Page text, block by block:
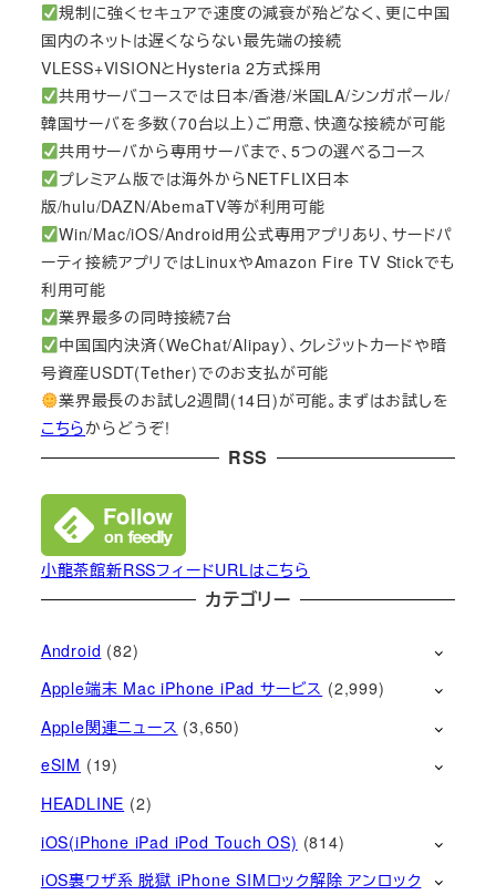
規制に強くセキュアで速度の減衰が殆どなく、更に中国
国内のネットは遅くならない最先端の接続
VLESS+VISIONとHysteria 2方式採用
共用サーバコースでは日本/香港/米国LA/シンガポール/
韓国サーバを多数（70台以上）ご用意、快適な接続が可能
共用サーバから専用サーバまで、5つの選べるコース
プレミアム版では海外からNETFLIX日本
版/hulu/DAZN/AbemaTV等が利用可能
Win/Mac/iOS/Android用公式専用アプリあり、サードパ
ーティ接続アプリではLinuxやAmazon Fire TV Stickでも
利用可能
業界最多の同時接続7台
中国国内決済（WeChat/Alipay）、クレジットカードや暗
号資産USDT(Tether)でのお支払が可能
業界最長のお試し2週間(14日)が可能。まずはお試しを
こちらからどうぞ!
RSS
小龍茶館新RSSフィードURLはこちら
カテゴリー
Android (82)
Apple端末 Mac iPhone iPad サービス (2,999)
Apple関連ニュース (3,650)
eSIM (19)
HEADLINE (2)
iOS(iPhone iPad iPod Touch OS) (814)
iOS裏ワザ系 脱獄 iPhone SIMロック解除 アンロック